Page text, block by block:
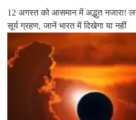
12 अगस्त को आसमान में अद्भुत नजारा!
सूर्य ग्रहण, जानें भारत में दिखेगा या नहीं